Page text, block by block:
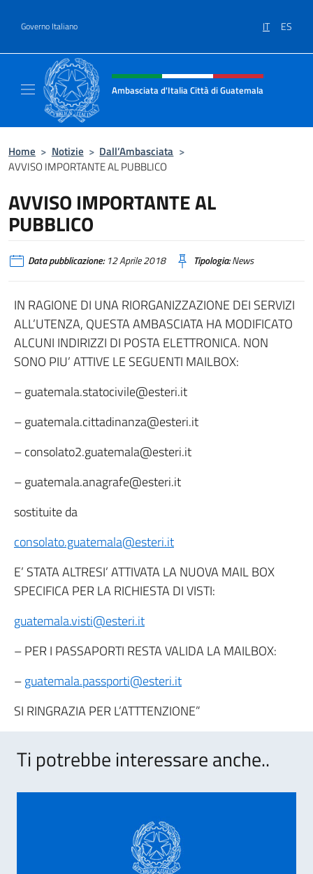
Governo Italiano IT ES
Intestazione sito, social e menù
Ambasciata d'Italia Città di Guatemala
Home > Notizie > Dall’Ambasciata >
AVVISO IMPORTANTE AL PUBBLICO
AVVISO IMPORTANTE AL
PUBBLICO
Data pubblicazione:12 Aprile 2018 Tipologia:News
IN RAGIONE DI UNA RIORGANIZZAZIONE DEI SERVIZI
ALL’UTENZA, QUESTA AMBASCIATA HA MODIFICATO
ALCUNI INDIRIZZI DI POSTA ELETTRONICA. NON
SONO PIU’ ATTIVE LE SEGUENTI MAILBOX:
– guatemala.statocivile@esteri.it
– guatemala.cittadinanza@esteri.it
– consolato2.guatemala@esteri.it
– guatemala.anagrafe@esteri.it
sostituite da
consolato.guatemala@esteri.it
E’ STATA ALTRESI’ ATTIVATA LA NUOVA MAIL BOX
SPECIFICA PER LA RICHIESTA DI VISTI:
guatemala.visti@esteri.it
– PER I PASSAPORTI RESTA VALIDA LA MAILBOX:
–guatemala.passporti@esteri.it
SI RINGRAZIA PER L’ATTTENZIONE”
Ti potrebbe interessare anche..